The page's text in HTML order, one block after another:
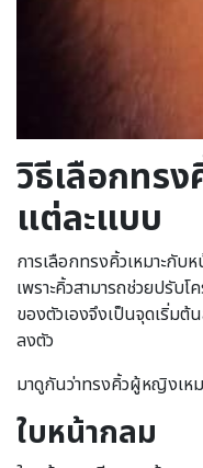
วิธีเลือกทร
แต่ละแบบ
การเลือกทรงคิ้วเหมาะกั
เพราะคิ้วสามารถช่วยปรับโ
ของตัวเองจึงเป็นจุดเริ่ม
ลงตัว
มาดูกันว่าทรงคิ้วผู้หญิงเห
ใบหน้ากลม